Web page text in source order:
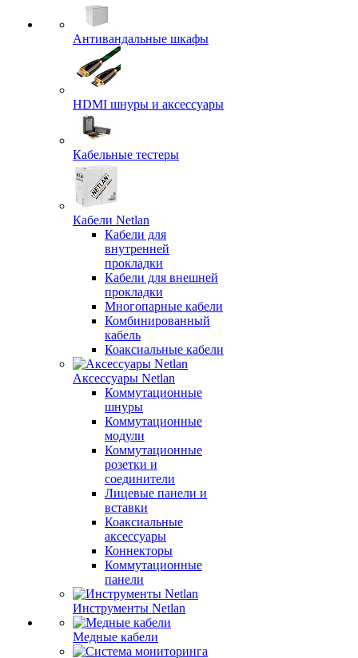
Антивандальные шкафы
HDMI шнуры и аксессуары
Кабельные тестеры
Кабели Netlan
Кабели для
внутренней
прокладки
Кабели для внешней
прокладки
Многопарные кабели
Комбинированный
кабель
Коаксиальные кабели
Аксессуары Netlan
Коммутационные
шнуры
Коммутационные
модули
Коммутационные
розетки и
соединители
Лицевые панели и
вставки
Коаксиальные
аксессуары
Коннекторы
Коммутационные
панели
Инструменты Netlan
Медные кабели